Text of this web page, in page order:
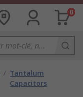
0
/ Tantalum
Capacitors